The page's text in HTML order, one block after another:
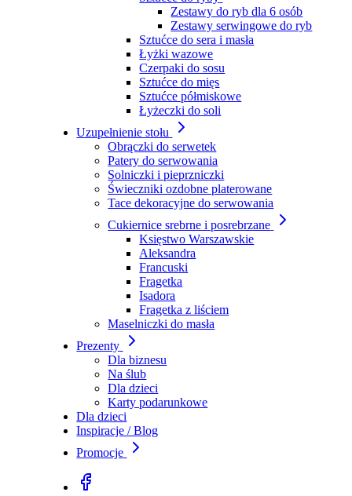
Zestawy do ryb dla 6 osób
Zestawy serwingowe do ryb
Sztućce do sera i masła
Łyżki wazowe
Czerpaki do sosu
Sztućce do mięs
Sztućce półmiskowe
Łyżeczki do soli
Uzupełnienie stołu
Obrączki do serwetek
Patery do serwowania
Solniczki i pieprzniczki
Świeczniki ozdobne platerowane
Tace dekoracyjne do serwowania
Cukiernice srebrne i posrebrzane
Księstwo Warszawskie
Aleksandra
Francuski
Fragetka
Isadora
Fragetka z liściem
Maselniczki do masła
Prezenty
Dla biznesu
Na ślub
Dla dzieci
Karty podarunkowe
Dla dzieci
Inspiracje / Blog
Promocje